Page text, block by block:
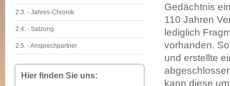
2.3. - Jahres-Chronik
2.4. - Satzung
2.5. - Ansprechpartner
Hier finden Sie uns:
Gedächtnis
110 Jahren
lediglich
vorhanden.
und erstellte
kann diese